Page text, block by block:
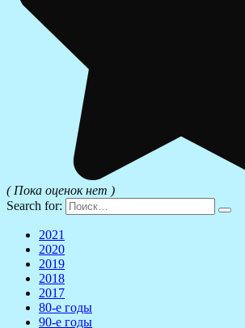
( Пока оценок нет )
Search for:
2021
2020
2019
2018
2017
80-е годы
90-е годы